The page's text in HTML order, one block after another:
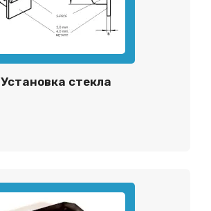
Установка стекла